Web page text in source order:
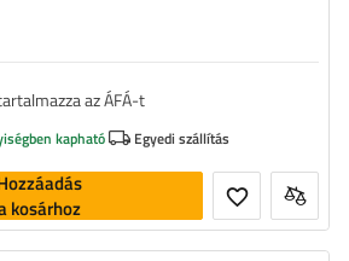
az ÁFÁ-t
kapható Egyedi szállítás
kosárhoz